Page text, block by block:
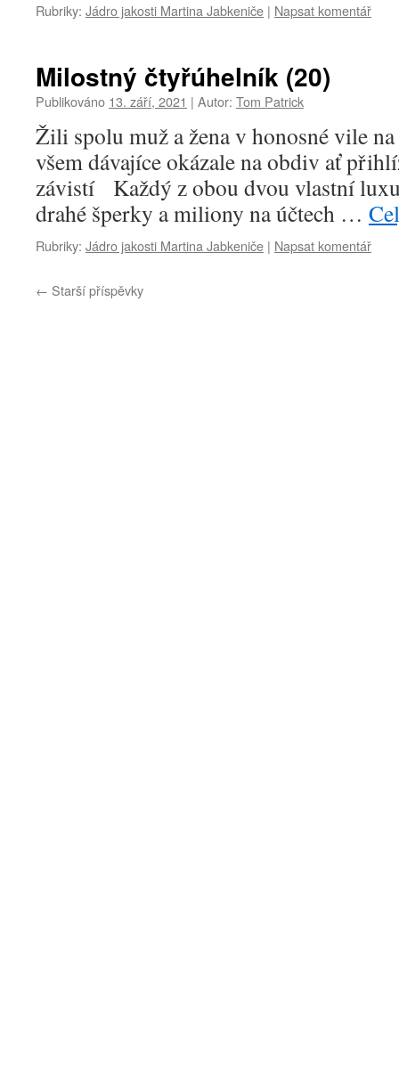
Rubriky: Jádro jakosti Martina Jabkeniče | Napsat komentář
Milostný čtyřúhelník (20)
Publikováno 13. září, 2021 | Autor: Tom Patrick
Žili spolu muž a žena v honosné vile
všem dávajíce okázale na obdiv ať
závistí Každý z obou dvou vlastní
drahé šperky a miliony na účtech …
Rubriky: Jádro jakosti Martina Jabkeniče | Napsat komentář
← Starší příspěvky